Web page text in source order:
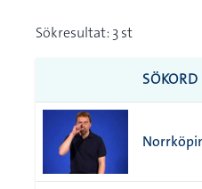
Sökresultat: 3 st
SÖKORD